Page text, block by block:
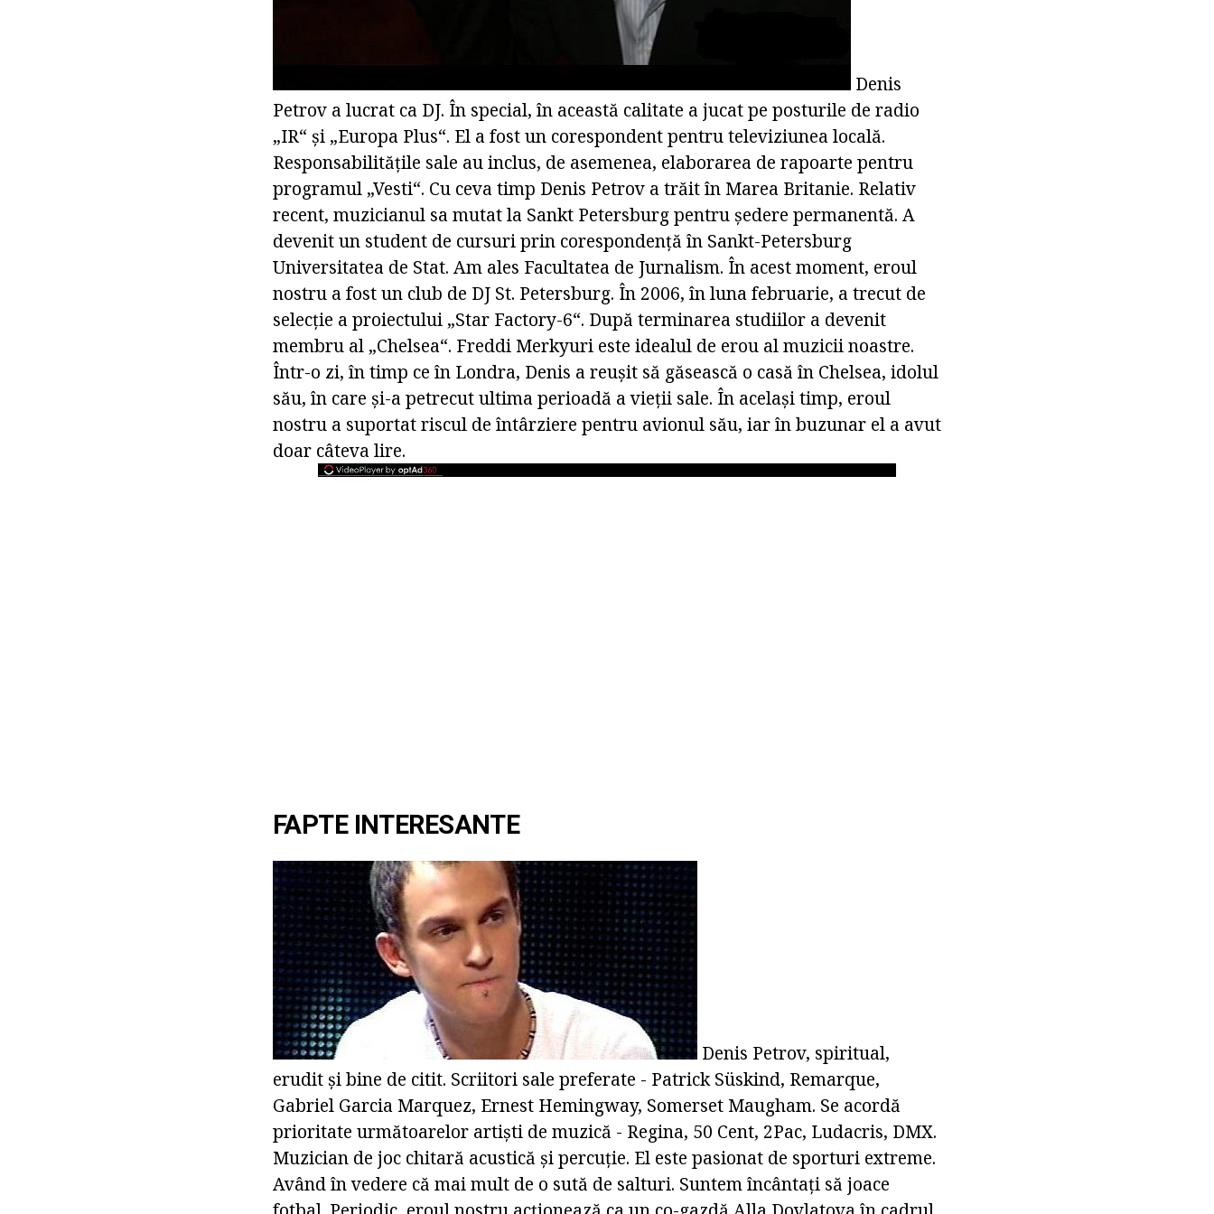
Denis
Petrov a lucrat ca DJ. În special, în această calitate a jucat pe posturile de radio
„IR“ și „Europa Plus“. El a fost un corespondent pentru televiziunea locală.
Responsabilitățile sale au inclus, de asemenea, elaborarea de rapoarte pentru
programul „Vesti“. Cu ceva timp Denis Petrov a trăit în Marea Britanie. Relativ
recent, muzicianul sa mutat la Sankt Petersburg pentru ședere permanentă. A
devenit un student de cursuri prin corespondență în Sankt-Petersburg
Universitatea de Stat. Am ales Facultatea de Jurnalism. În acest moment, eroul
nostru a fost un club de DJ St. Petersburg. În 2006, în luna februarie, a trecut de
selecție a proiectului „Star Factory-6“. După terminarea studiilor a devenit
membru al „Chelsea“. Freddi Merkyuri este idealul de erou al muzicii noastre.
Într-o zi, în timp ce în Londra, Denis a reușit să găsească o casă în Chelsea, idolul
său, în care și-a petrecut ultima perioadă a vieții sale. În același timp, eroul
nostru a suportat riscul de întârziere pentru avionul său, iar în buzunar el a avut
doar câteva lire.
FAPTE INTERESANTE
Denis Petrov, spiritual,
erudit și bine de citit. Scriitori sale preferate - Patrick Süskind, Remarque,
Gabriel Garcia Marquez, Ernest Hemingway, Somerset Maugham. Se acordă
prioritate următoarelor artiști de muzică - Regina, 50 Cent, 2Pac, Ludacris, DMX.
Muzician de joc chitară acustică și percuție. El este pasionat de sporturi extreme.
Având în vedere că mai mult de o sută de salturi. Suntem încântați să joace